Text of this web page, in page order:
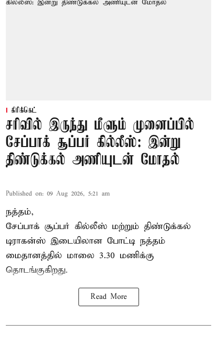
கிரிக்கெட்
சரிவில் இருந்து மீளும் முனைப்பில்
சேப்பாக் சூப்பர் கில்லீஸ்: இன்று
திண்டுக்கல் அணியுடன் மோதல்
Published on: 09 Aug 2026, 5:21 am
நத்தம்,
சேப்பாக் சூப்பர் கில்லீஸ் மற்றும் திண்டுக்கல்
டிராகன்ஸ் இடையிலான போட்டி நத்தம்
மைதானத்தில் மாலை 3.30 மணிக்கு
தொடங்குகிறது.
Read More